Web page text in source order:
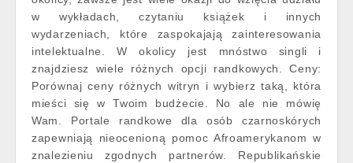
w wykładach, czytaniu książek i innych
wydarzeniach, które zaspokajają zainteresowania
intelektualne. W okolicy jest mnóstwo singli i
znajdziesz wiele różnych opcji randkowych. Ceny:
Porównaj ceny różnych witryn i wybierz taką, która
mieści się w Twoim budżecie. No ale nie mówię
Wam. Portale randkowe dla osób czarnoskórych
zapewniają nieocenioną pomoc Afroamerykanom w
znalezieniu zgodnych partnerów. Republikańskie